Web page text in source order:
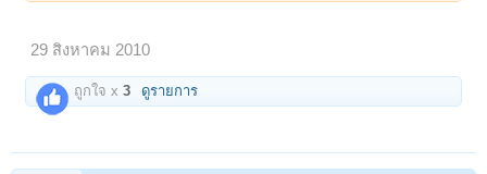
29 สิงหาคม 2010
ถูกใจ x3 ดูรายการ